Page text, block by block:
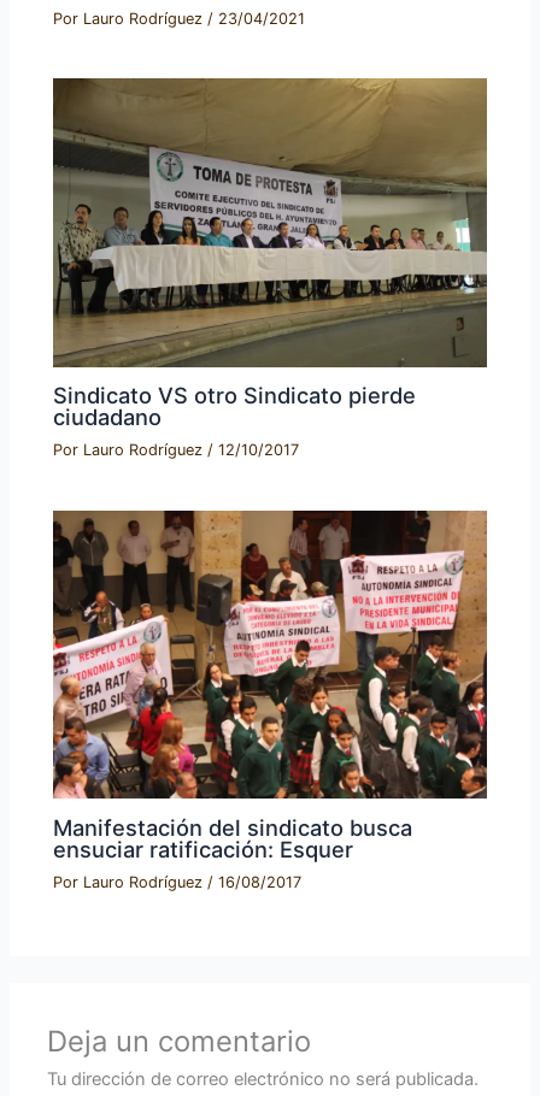
Por Lauro Rodríguez / 23/04/2021
Sindicato VS otro Sindicato pierde
ciudadano
Por Lauro Rodríguez/12/10/2017
Manifestación del sindicato busca
ensuciar ratificación: Esquer
Por Lauro Rodríguez/16/08/2017
Deja un comentario
Tu dirección de correo electrónico no será publicada.